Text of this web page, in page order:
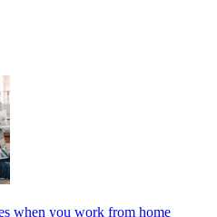
when you work from home